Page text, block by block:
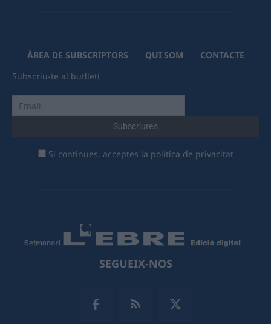
ÀREA DE SUBSCRIPTORS QUI SOM
CONTACTE
Subscriu-te al butlletí
Si continues, acceptes la política de privacitat
SEGUEIX-NOS